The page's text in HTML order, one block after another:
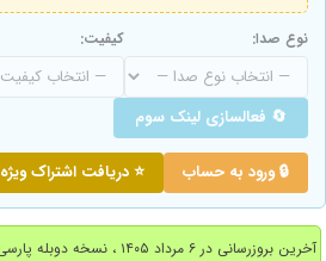
نوع صدا: کیفیت:
🔄 فعالسازی لینک سوم
🔒 ورود به حساب ⭐ دریافت اشتراک ویژه
آخرین بروزرسانی در ۶ مرداد ۱۴۰۵ ، نسخه دوبله پارسی اضافه شد.